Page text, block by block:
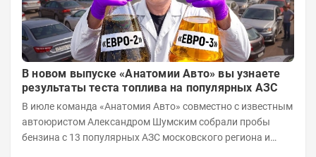
В новом выпуске «Анатомии Авто» вы узнаете
результаты теста топлива на популярных АЗС
В июле команда «Анатомия Авто» совместно с известным
автоюристом Александром Шумским собрали пробы
бензина с 13 популярных АЗС московского региона и